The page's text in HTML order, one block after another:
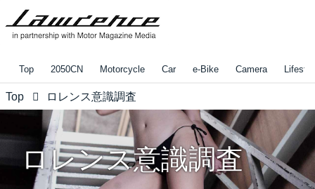
Top 2050CN Motorcycle Car e-Bike Camera
Top ロレンス意識調査
ロレンス意識調査